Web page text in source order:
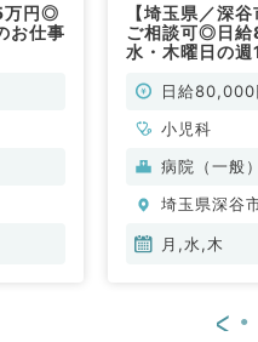
万円◎
お仕事
【埼玉県／深
ご相談可◎日給
水・木曜日の週
（小児科／非常
日給80,000
小児科
病院（一般）
埼玉県深谷
月,水,木
<